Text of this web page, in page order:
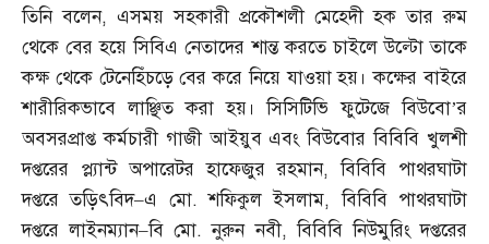
তিনি বলেন, এসময় সহকারী প্রকৌশলী মেহেদী হক তার রুম
থেকে বের হয়ে সিবিএ নেতাদের শান্ত করতে চাইলে উল্টো তাকে
কক্ষ থেকে টেনেহিঁচড়ে বের করে নিয়ে যাওয়া হয়। কক্ষের বাইরে
শারীরিকভাবে লাঞ্ছিত করা হয়। সিসিটিভি ফুটেজে বিউবো’র
অবসরপ্রাপ্ত কর্মচারী গাজী আইয়ুব এবং বিউবোর বিবিবি খুলশী
দপ্তরের প্ল্যান্ট অপারেটর হাফেজুর রহমান,বিবিবি পাথরঘাটা
দপ্তরে তড়িৎবিদ–এ মো.শফিকুল ইসলাম,বিবিবি পাথরঘাটা
দপ্তরে লাইনম্যান–বি মো.নুরুন নবী,বিবিবি নিউমুরিং দপ্তরের